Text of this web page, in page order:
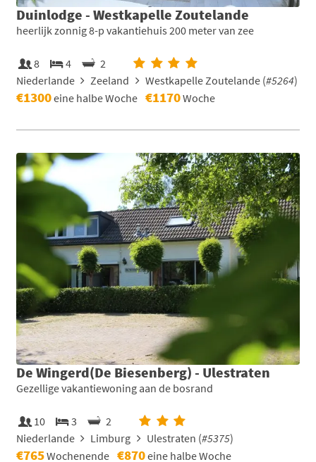
Duinlodge - Westkapelle Zoutelande
heerlijk zonnig 8-p vakantiehuis 200 meter van zee
8 4
2
Niederlande
Zeeland Westkapelle Zoutelande (#5264)
€1300eine halbe Woche €1170Woche
De Wingerd(De Biesenberg) - Ulestraten
Gezellige vakantiewoning aan de bosrand
10 3
2
Niederlande
Limburg Ulestraten (#5375)
€765Wochenende €870eine halbe Woche